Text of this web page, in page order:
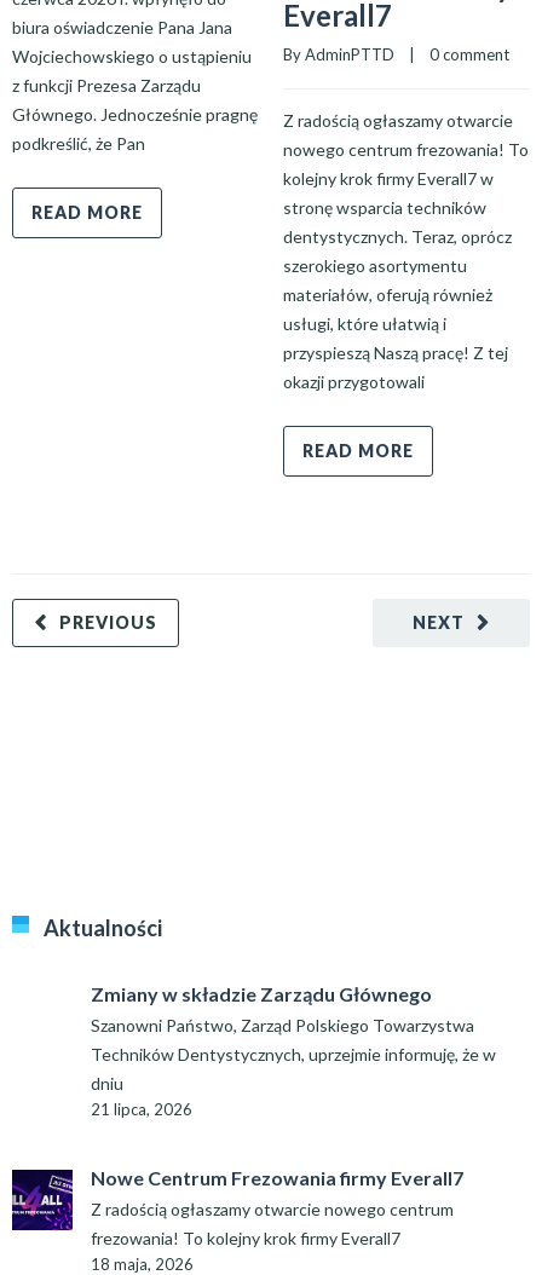
biura oświadczenie Pana Jana
Wojciechowskiego o ustąpieniu
z funkcji Prezesa Zarządu
Głównego. Jednocześnie pragnę
podkreślić, że Pan
READ MORE
Everall7
By AdminPTTD
    |
0 comment
Z radością ogłaszamy otwarcie
nowego centrum frezowania! To
kolejny krok firmy Everall7 w
stronę wsparcia techników
dentystycznych. Teraz, oprócz
szerokiego asortymentu
materiałów, oferują również
usługi, które ułatwią i
przyspieszą Naszą pracę! Z tej
okazji przygotowali
READ MORE
NEXT
PREVIOUS
Aktualności
Zmiany w składzie Zarządu Głównego
Szanowni Państwo, Zarząd Polskiego Towarzystwa
Techników Dentystycznych, uprzejmie informuję, że w
dniu
21 lipca, 2026
Nowe Centrum Frezowania firmy Everall7
Z radością ogłaszamy otwarcie nowego centrum
frezowania! To kolejny krok firmy Everall7
18 maja, 2026